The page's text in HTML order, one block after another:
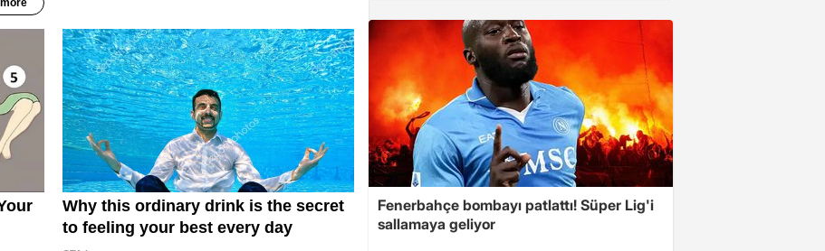
Fenerbahçe bombayı patlattı! Süper Lig'i
sallamaya geliyor